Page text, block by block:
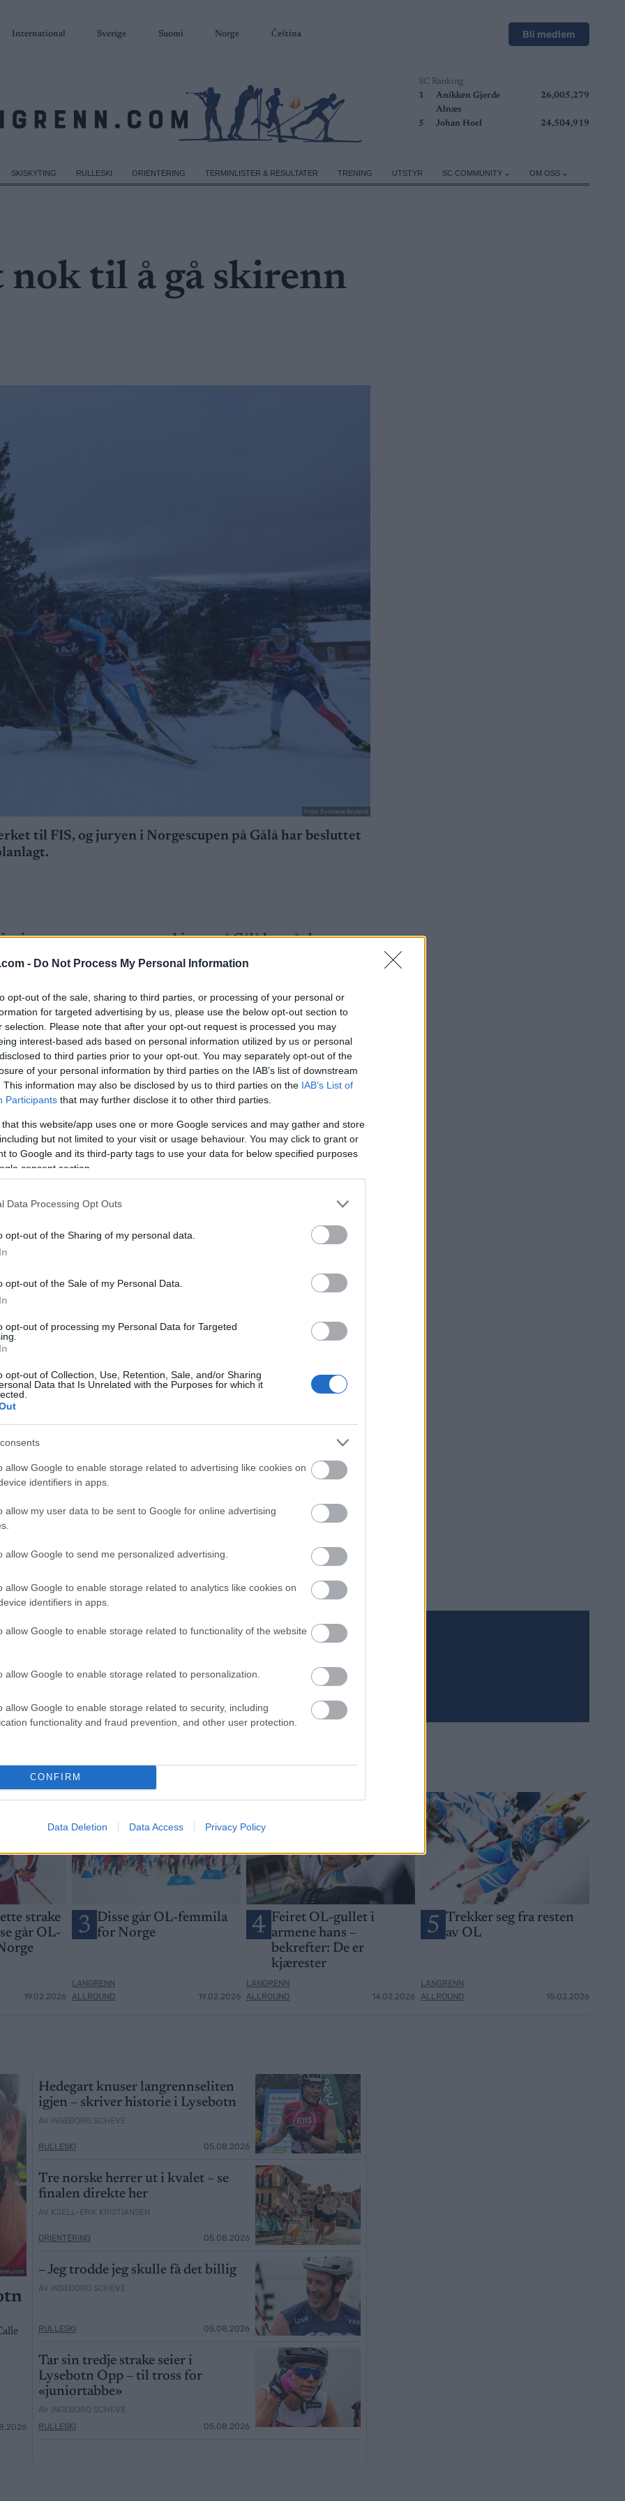
- Do Not Process My Personal Information
opt-out of the sale, sharing to third parties, or processing of your personal or
for targeted advertising by us, please use the below opt-out section to
selection. Please note that after your opt-out request is processed you may
interest-based ads based on personal information utilized by us or personal
to third parties prior to your opt-out. You may separately opt-out of the
of your personal information by third parties on the IAB’s list of downstream
This information may also be disclosed by us to third parties on the IAB’s List of
Participants that may further disclose it to other third parties.
that this website/app uses one or more Google services and may gather and store
but not limited to your visit or usage behaviour. You may click to grant or
to Google and its third-party tags to use your data for below specified purposes
consent section.
Data Processing Opt Outs
opt-out of the Sharing of my personal data.
opt-out of the Sale of my Personal Data.
opt-out of processing my Personal Data for Targeted
opt-out of Collection, Use, Retention, Sale, and/or Sharing
Data that Is Unrelated with the Purposes for which it
allow Google to enable storage related to advertising like cookies on
identifiers in apps.
allow my user data to be sent to Google for online advertising
allow Google to send me personalized advertising.
allow Google to enable storage related to analytics like cookies on
identifiers in apps.
allow Google to enable storage related to functionality of the website
allow Google to enable storage related to personalization.
allow Google to enable storage related to security, including
functionality and fraud prevention, and other user protection.
CONFIRM
Data Deletion Data Access Privacy Policy
International Sverige Suomi Norge Čeština Bli medlem
SC Ranking
1
Anikken Gjerde
Alnæs
26,005,279
5 Johan Hoel 24,504,919
SKISKYTING RULLESKI ORIENTERING TERMINLISTER & RESULTATER TRENING UTSTYR SC COMMUNITY OM OSS
nok til å gå skirenn
Foto: Synnøve Bruland
til FIS, og juryen i Norgescupen på Gålå har besluttet
og parautøvernes skirenn på Gålå har nå sluppet
skirenn for senior skal gå som planlagt, men med
nå minus 17.3 grader. Seniorenes skirenn går som
starter klokka 12.10 Begge går 10 kilometer fristil. Alle
senior og junior kvinner og menn
renn junior
år
Meld deg på
strake
går OL-
19.02.2026
3 Disse går OL-femmila
for Norge
LANGRENN
ALLROUND
19.02.2026
4 Feiret OL-gullet i
armene hans –
bekrefter: De er
kjærester
LANGRENN
ALLROUND
14.02.2026
5 Trekker seg fra resten
av OL
LANGRENN
ALLROUND
15.02.2026
Hedegart knuser langrennseliten
igjen – skriver historie i Lysebotn
AV INGEBORG SCHEVE
RULLESKI 05.08.2026
Tre norske herrer ut i kvalet – se
finalen direkte her
AV KJELL-ERIK KRISTIANSEN
ORIENTERING 05.08.2026
– Jeg trodde jeg skulle få det billig
AV INGEBORG SCHEVE
RULLESKI 05.08.2026
Tar sin tredje strake seier i
Lysebotn Opp – til tross for
«juniortabbe»
AV INGEBORG SCHEVE
RULLESKI
05.08.2026